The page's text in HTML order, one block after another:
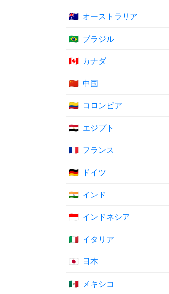
🇦🇺 オーストラリア
🇧🇷 ブラジル
🇨🇦 カナダ
🇨🇳 中国
🇨🇴 コロンビア
🇪🇬 エジプト
🇫🇷 フランス
🇩🇪 ドイツ
🇮🇳 インド
🇮🇩 インドネシア
🇮🇹 イタリア
🇯🇵 日本
🇲🇽 メキシコ